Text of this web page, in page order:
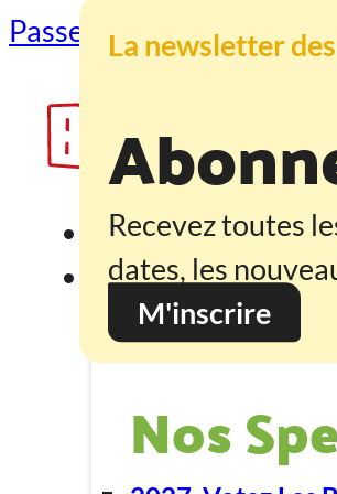
Passer au contenu
Accueil
Programmation
Nos
La newsletter
Recevez toutes
dates, les
M'inscrire